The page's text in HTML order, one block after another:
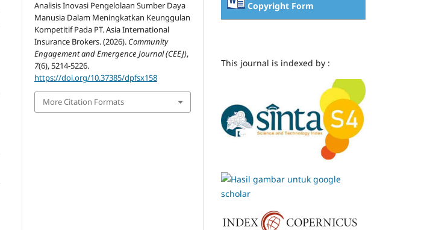
Analisis Inovasi Pengelolaan Sumber Daya
Manusia Dalam Meningkatkan Keunggulan
Kompetitif Pada PT. Asia International
Insurance Brokers. (2026). Community
Engagement and Emergence Journal (CEEJ),
7(6), 5214-5226.
https://doi.org/10.37385/dpfsx158
More Citation Formats
Copyright Form
This journal is indexed by :